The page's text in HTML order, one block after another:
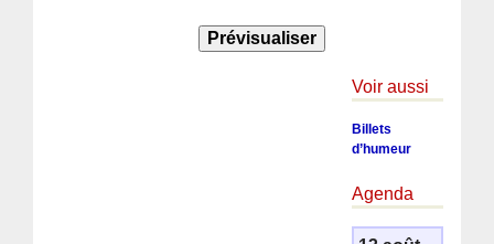
Voir aussi
Billets
d’humeur
Agenda